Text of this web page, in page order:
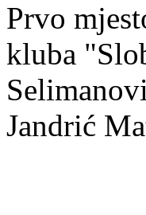
Prvo
kluba
Jandrić